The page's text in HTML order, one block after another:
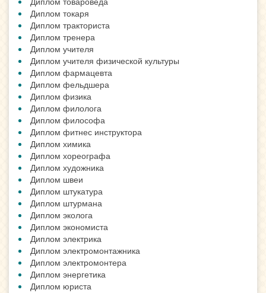
Диплом токаря
Диплом тракториста
Диплом тренера
Диплом учителя
Диплом учителя физической культуры
Диплом фармацевта
Диплом фельдшера
Диплом физика
Диплом филолога
Диплом философа
Диплом фитнес инструктора
Диплом химика
Диплом хореографа
Диплом художника
Диплом швеи
Диплом штукатура
Диплом штурмана
Диплом эколога
Диплом экономиста
Диплом электрика
Диплом электромонтажника
Диплом электромонтера
Диплом энергетика
Диплом юриста